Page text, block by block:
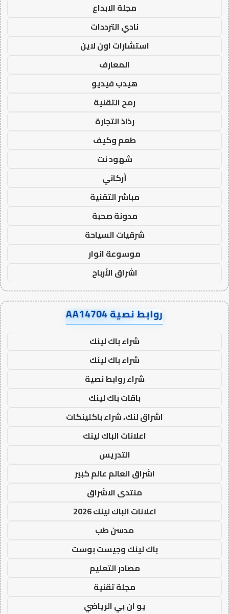
مجلة الابداع
نادي الترددات
استشارات اون لاين
المعارف
هيدب فيديو
رمح التقنية
رذاذ التجارة
طعم وكيف
شهود نت
أركاني
مباشر التقنية
مدونة صحبة
شرقيات السياحة
موسوعة انوار
اشراق الأرباح
روابط نصية AA14704
شراء باك لينك
شراء باك لينك
شراء روابط نصية
باقات باك لينك
اشراق لنك، شراء باكلينكات
اعلانات الباك لينك
التدريس
اشراق العالم عالم كبير
منتدى الاشراق
اعلانات الباك لينك 2026
مدسن طب
باك لينك وجيست بوست
مصادر التعليم
مجلة تقنية
يو ان بي الرياضي